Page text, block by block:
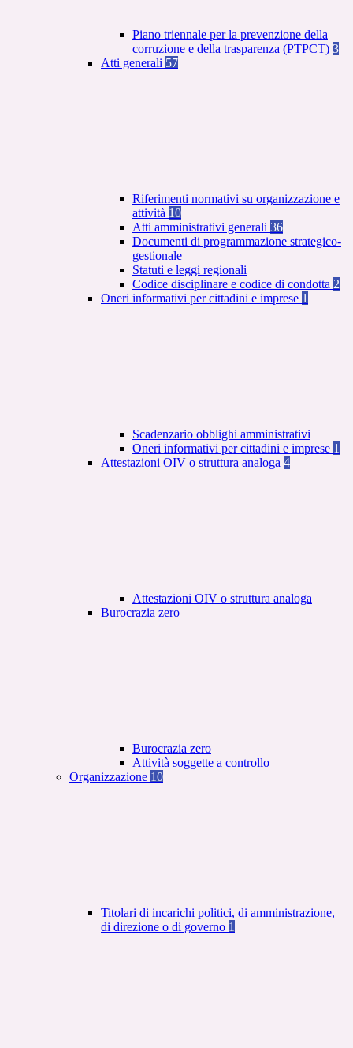
Piano triennale per la prevenzione della
corruzione e della trasparenza (PTPCT) 3
Atti generali 57
Riferimenti normativi su organizzazione e
attività 10
Atti amministrativi generali 36
Documenti di programmazione strategico-
gestionale
Statuti e leggi regionali
Codice disciplinare e codice di condotta 2
Oneri informativi per cittadini e imprese 1
Scadenzario obblighi amministrativi
Oneri informativi per cittadini e imprese 1
Attestazioni OIV o struttura analoga 4
Attestazioni OIV o struttura analoga
Burocrazia zero
Burocrazia zero
Attività soggette a controllo
Organizzazione 10
Titolari di incarichi politici, di amministrazione,
di direzione o di governo 1